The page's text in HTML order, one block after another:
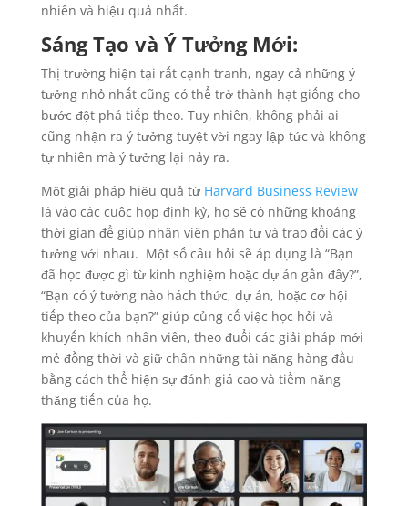
nhiên và hiệu quả nhất.
Sáng Tạo và Ý Tưởng Mới:
Thị trường hiện tại rất cạnh tranh, ngay cả những ý
tưởng nhỏ nhất cũng có thể trở thành hạt giống cho
bước đột phá tiếp theo. Tuy nhiên, không phải ai
cũng nhận ra ý tưởng tuyệt vời ngay lập tức và không
tự nhiên mà ý tưởng lại nảy ra.
Một giải pháp hiệu quả từ Harvard Business Review
là vào các cuộc họp định kỳ, họ sẽ có những khoảng
thời gian để giúp nhân viên phản tư và trao đổi các ý
tưởng với nhau. Một số câu hỏi sẽ áp dụng là “Bạn
đã học được gì từ kinh nghiệm hoặc dự án gần đây?”,
“Bạn có ý tưởng nào hách thức, dự án, hoặc cơ hội
tiếp theo của bạn?” giúp củng cố việc học hỏi và
khuyến khích nhân viên, theo đuổi các giải pháp mới
mẻ đồng thời và giữ chân những tài năng hàng đầu
bằng cách thể hiện sự đánh giá cao và tiềm năng
thăng tiến của họ.